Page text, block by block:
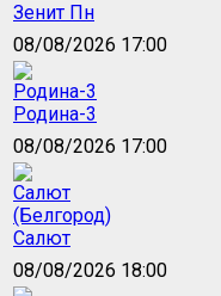
Зенит Пн
08/08/2026 17:00
Родина-3
08/08/2026 17:00
Салют
08/08/2026 18:00